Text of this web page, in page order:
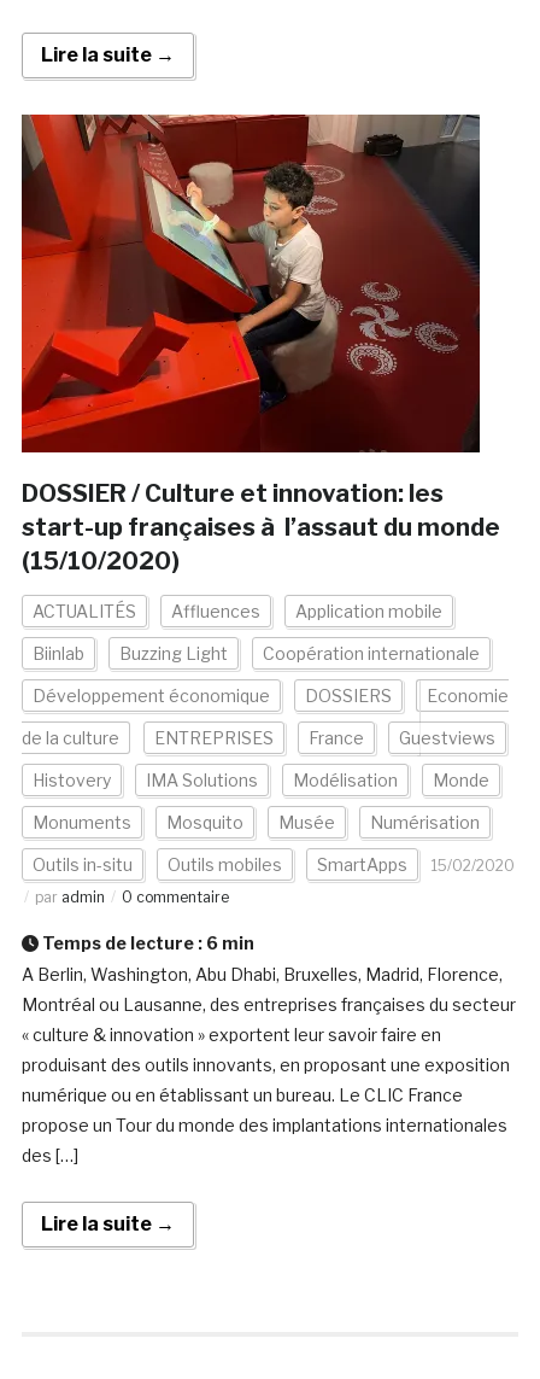
Lire la suite →
DOSSIER / Culture et innovation: les
start-up françaises à l’assaut du monde
(15/10/2020)
ACTUALITÉS Affluences Application mobile
Biinlab Buzzing Light Coopération internationale
Développement économique DOSSIERS Economie
de la culture ENTREPRISES France Guestviews
Histovery IMA Solutions Modélisation Monde
Monuments Mosquito Musée Numérisation
Outils in-situ Outils mobiles SmartApps
15/02/2020
par admin 0 commentaire
Temps de lecture : 6 min
A Berlin, Washington, Abu Dhabi, Bruxelles, Madrid, Florence,
Montréal ou Lausanne, des entreprises françaises du secteur
« culture & innovation » exportent leur savoir faire en
produisant des outils innovants, en proposant une exposition
numérique ou en établissant un bureau. Le CLIC France
propose un Tour du monde des implantations internationales
des […]
Lire la suite →